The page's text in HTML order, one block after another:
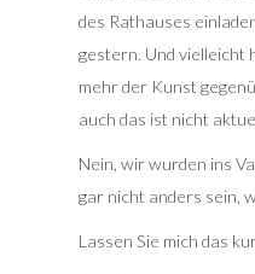
des Rathauses
gestern. Und vielleicht
mehr der Kunst
auch das ist nicht
Nein, wir wurden ins
gar nicht anders sein,
Lassen Sie mich das